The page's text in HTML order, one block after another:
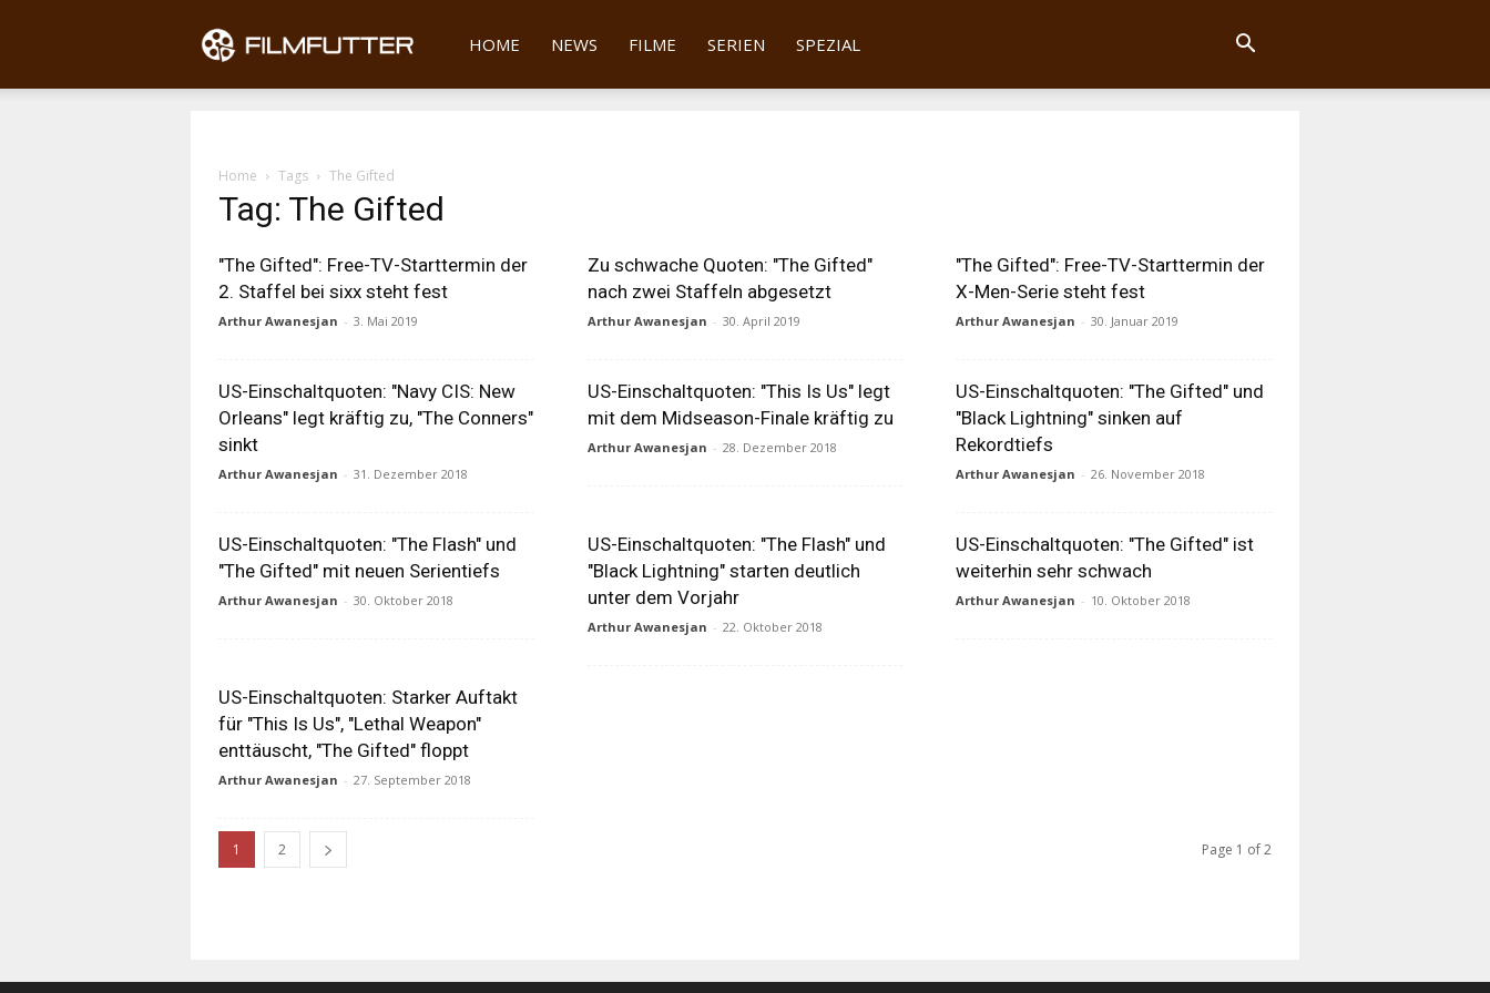
Filmfutter
HOME NEWS FILME SERIEN SPEZIAL
Home Tags The Gifted
Tag: The Gifted
"The Gifted": Free-TV-Starttermin der
2. Staffel bei sixx steht fest
Arthur Awanesjan - 3. Mai 2019
Zu schwache Quoten: "The Gifted"
nach zwei Staffeln abgesetzt
Arthur Awanesjan - 30. April 2019
"The Gifted": Free-TV-Starttermin der
X-Men-Serie steht fest
Arthur Awanesjan - 30. Januar 2019
US-Einschaltquoten: "Navy CIS: New
Orleans" legt kräftig zu, "The Conners"
sinkt
Arthur Awanesjan - 31. Dezember 2018
US-Einschaltquoten: "This Is Us" legt
mit dem Midseason-Finale kräftig zu
Arthur Awanesjan - 28. Dezember 2018
US-Einschaltquoten: "The Gifted" und
"Black Lightning" sinken auf
Rekordtiefs
Arthur Awanesjan - 26. November 2018
US-Einschaltquoten: "The Flash" und
"The Gifted" mit neuen Serientiefs
Arthur Awanesjan - 30. Oktober 2018
US-Einschaltquoten: "The Flash" und
"Black Lightning" starten deutlich
unter dem Vorjahr
Arthur Awanesjan - 22. Oktober 2018
US-Einschaltquoten: "The Gifted" ist
weiterhin sehr schwach
Arthur Awanesjan - 10. Oktober 2018
US-Einschaltquoten: Starker Auftakt
für "This Is Us", "Lethal Weapon"
enttäuscht, "The Gifted" floppt
Arthur Awanesjan - 27. September 2018
1 2 Page 1 of 2